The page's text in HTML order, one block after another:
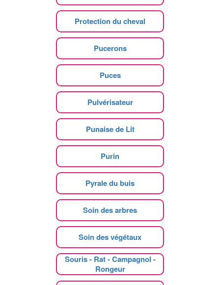
Protection du cheval
Pucerons
Puces
Pulvérisateur
Punaise de Lit
Purin
Pyrale du buis
Soin des arbres
Soin des végétaux
Souris - Rat - Campagnol -
Rongeur